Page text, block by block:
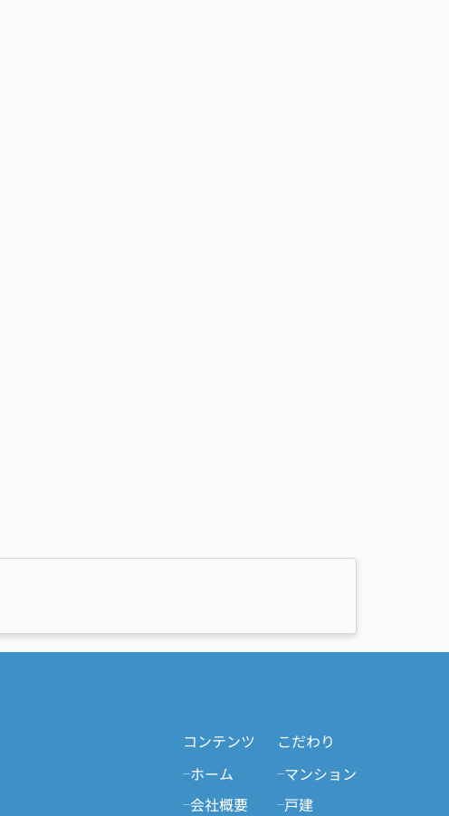
コンテンツ
ホーム
会社概要
こだわり
マンション
戸建